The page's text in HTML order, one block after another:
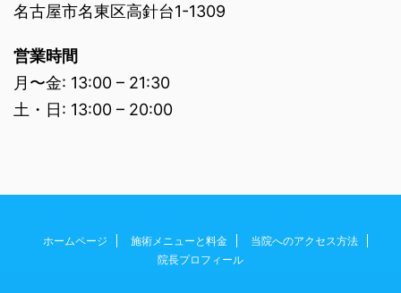
名古屋市名東区高針台1-1309
営業時間
月〜金: 13:00 – 21:30
土・日: 13:00 – 20:00
ホームページ 施術メニューと料金
当院へのアクセス方法
院長プロフィール